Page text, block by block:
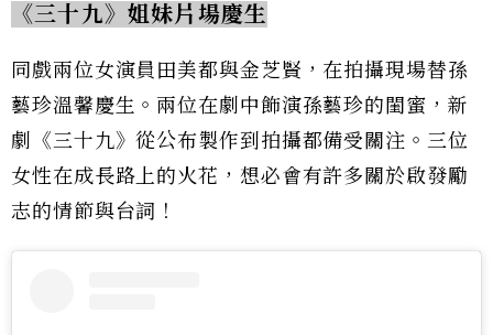
《三十九》姐妹片場慶生
同戲兩位女演員田美都與金芝賢，在拍攝現場替孫
藝珍溫馨慶生。兩位在劇中飾演孫藝珍的閨蜜，新
劇《三十九》從公布製作到拍攝都備受關注。三位
女性在成長路上的火花，想必會有許多關於啟發勵
志的情節與台詞！